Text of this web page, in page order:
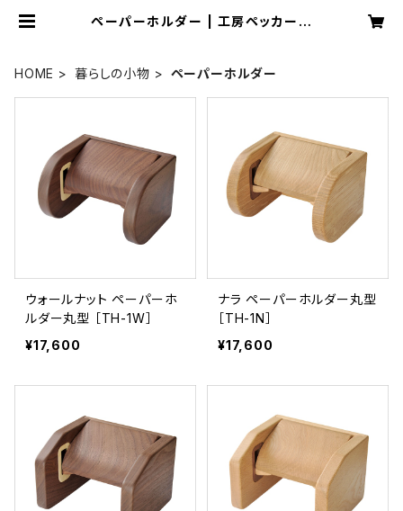
ペーパーホルダー | 工房ペッカー
HOME 暮らしの小物 ペーパーホルダー
ウォールナット ペーパーホ
ルダー丸型 ［TH-1W］
¥17,600
ナラ ペーパーホルダー丸型
［TH-1N］
¥17,600